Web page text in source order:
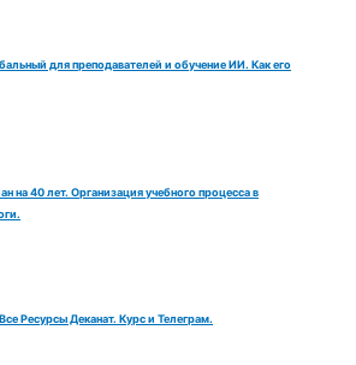
для преподавателей и обучение ИИ. Как его
на 40 лет. Организация учебного процесса в
Ресурсы Деканат. Курс и Телеграм.